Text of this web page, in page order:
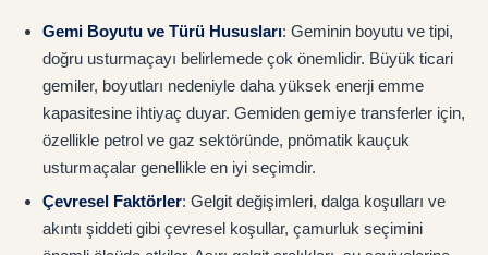
Gemi Boyutu ve Türü Hususları: Geminin boyutu ve tipi,
doğru usturmaçayı belirlemede çok önemlidir. Büyük ticari
gemiler, boyutları nedeniyle daha yüksek enerji emme
kapasitesine ihtiyaç duyar. Gemiden gemiye transferler için,
özellikle petrol ve gaz sektöründe, pnömatik kauçuk
usturmaçalar genellikle en iyi seçimdir.
Çevresel Faktörler: Gelgit değişimleri, dalga koşulları ve
akıntı şiddeti gibi çevresel koşullar, çamurluk seçimini